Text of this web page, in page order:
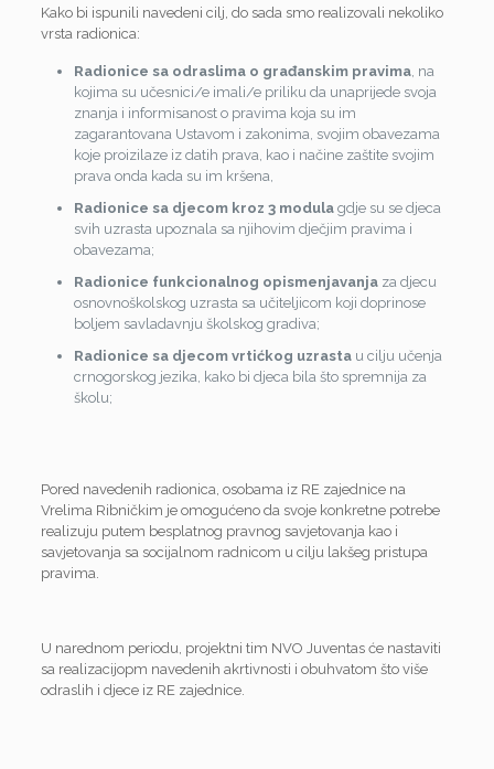
Kako bi ispunili navedeni cilj, do sada smo realizovali nekoliko
vrsta radionica:
Radionice sa odraslima o građanskim pravima, na
kojima su učesnici/e imali/e priliku da unaprijede svoja
znanja i informisanost o pravima koja su im
zagarantovana Ustavom i zakonima, svojim obavezama
koje proizilaze iz datih prava, kao i načine zaštite svojim
prava onda kada su im kršena,
Radionice sa djecom kroz 3 modulagdje su se djeca
svih uzrasta upoznala sa njihovim dječjim pravima i
obavezama;
Radionice funkcionalnog opismenjavanjaza djecu
osnovnoškolskog uzrasta sa učiteljicom koji doprinose
boljem savladavnju školskog gradiva;
Radionice sa djecom vrtićkog uzrastau cilju učenja
crnogorskog jezika, kako bi djeca bila što spremnija za
školu;
Pored navedenih radionica, osobama iz RE zajednice na
Vrelima Ribničkim je omogućeno da svoje konkretne potrebe
realizuju putem besplatnog pravnog savjetovanja kao i
savjetovanja sa socijalnom radnicom u cilju lakšeg pristupa
pravima.
U narednom periodu, projektni tim NVO Juventas će nastaviti
sa realizacijopm navedenih akrtivnosti i obuhvatom što više
odraslih i djece iz RE zajednice.